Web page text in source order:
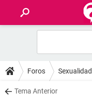
FOROS
SALUD
Foros Sexualidad
Tema Anterior